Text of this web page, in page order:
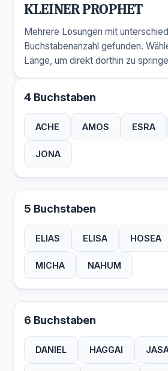
KLEINER PROPHET
Mehrere Lösungen mit
Buchstabenanzahl gefunden.
Länge, um direkt dorthin zu
4 Buchstaben
ACHE AMOS ESRA
JONA
5 Buchstaben
ELIAS ELISA HOSEA
MICHA NAHUM
6 Buchstaben
DANIEL HAGGAI